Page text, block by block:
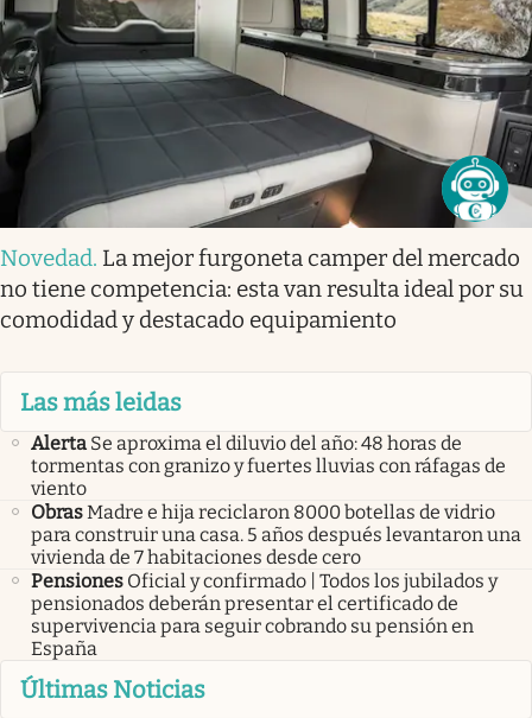
Novedad. La mejor furgoneta camper del mercado
no tiene competencia: esta van resulta ideal por su
comodidad y destacado equipamiento
Las más leidas
Alerta Se aproxima el diluvio del año: 48 horas de
tormentas con granizo y fuertes lluvias con ráfagas de
viento
ObrasMadre e hija reciclaron 8000 botellas de vidrio
para construir una casa. 5 años después levantaron una
vivienda de 7 habitaciones desde cero
Pensiones Oficial y confirmado | Todos los jubilados y
pensionados deberán presentar el certificado de
supervivencia para seguir cobrando su pensión en
España
Últimas Noticias